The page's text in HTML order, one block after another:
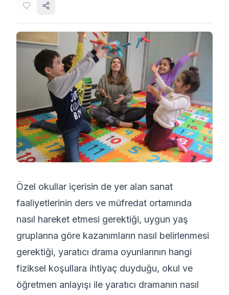
Özel okullar içerisin de yer alan sanat
faaliyetlerinin ders ve müfredat ortamında
nasıl hareket etmesi gerektiği, uygun yaş
gruplarına göre kazanımların nasıl belirlenmesi
gerektiği, yaratıcı drama oyunlarının hangi
fiziksel koşullara ihtiyaç duyduğu, okul ve
öğretmen anlayışı ile yaratıcı dramanın nasıl